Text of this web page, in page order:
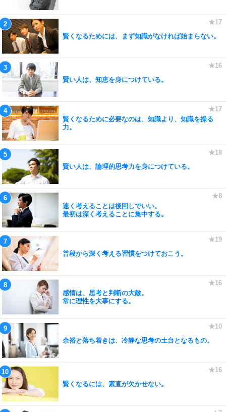
賢くなるためには、まず知識がなければ始まらない。
賢い人は、知恵を身につけている。
賢くなるために必要なのは、知識より、知識を操る
力。
賢い人は、論理的思考力を身につけている。
速く考えることは後回しでいい。
最初は深く考えることに集中する。
普段から深く考える習慣をつけておこう。
感情は、思考と判断の大敵。
常に理性を大事にする。
余裕と落ち着きは、冷静な思考の土台となるもの。
賢くなるには、素直が欠かせない。